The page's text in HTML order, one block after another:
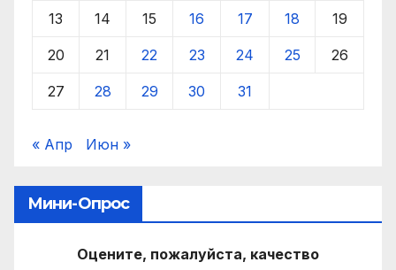
13 14 15 16 17 18 19
20 21 22 23 24 25 26
27 28 29 30 31
« Апр Июн »
Мини-Опрос
Оцените, пожалуйста, качество